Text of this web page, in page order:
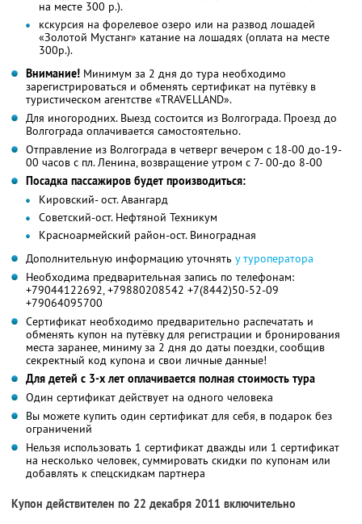
на месте 300 р.).
кскурсия на форелевое озеро или на развод лошадей
«Золотой Мустанг» катание на лошадях (оплата на месте
300р.).
Внимание! Минимум за 2 дня до тура необходимо
зарегистрироваться и обменять сертификат на путёвку в
туристическом агентстве «TRAVELLAND».
Для иногородних. Выезд состоится из Волгограда. Проезд до
Волгограда оплачивается самостоятельно.
Отправление из Волгограда в четверг вечером с 18-00 до-19-
00 часов с пл. Ленина, возвращение утром с 7- 00-до 8-00
Посадка пассажиров будет производиться:
Кировский- ост. Авангард
Советский-ост. Нефтяной Техникум
Красноармейский район-ост. Виноградная
Дополнительную информацию уточнять у туроператора
Необходима предварительная запись по телефонам:
+79044122692, +79880208542 +7(8442)50-52-09
+79064095700
Сертификат необходимо предварительно распечатать и
обменять купон на путёвку для регистрации и бронирования
места заранее, миниму за 2 дня до даты поездки, сообщив
секректный код купона и свои личные данные!
Для детей с 3-х лет оплачивается полная стоимость тура
Один сертификат действует на одного человека
Вы можете купить один сертификат для себя, в подарок без
ограничений
Нельзя использовать 1 сертификат дважды или 1 сертификат
на несколько человек, суммировать скидки по купонам или
добавлять к спецскидкам партнера
Купон действителен по 22 декабря 2011 включительно